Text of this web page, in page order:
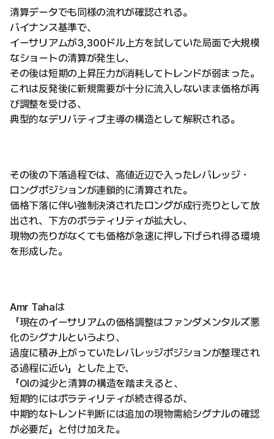
清算データでも同様の流れが確認される。
バイナンス基準で、
イーサリアムが3,300ドル上方を試していた局面で大規模
なショートの清算が発生し、
その後は短期の上昇圧力が消耗してトレンドが弱まった。
これは反発後に新規需要が十分に流入しないまま価格が再
び調整を受ける、
典型的なデリバティブ主導の構造として解釈される。
その後の下落過程では、高値近辺で入ったレバレッジ・
ロングポジションが連鎖的に清算された。
価格下落に伴い強制決済されたロングが成行売りとして放
出され、下方のボラティリティが拡大し、
現物の売りがなくても価格が急速に押し下げられ得る環境
を形成した。
Amr Tahaは
「現在のイーサリアムの価格調整はファンダメンタルズ悪
化のシグナルというより、
過度に積み上がっていたレバレッジポジションが整理され
る過程に近い」とした上で、
「OIの減少と清算の構造を踏まえると、
短期的にはボラティリティが続き得るが、
中期的なトレンド判断には追加の現物需給シグナルの確認
が必要だ」と付け加えた。